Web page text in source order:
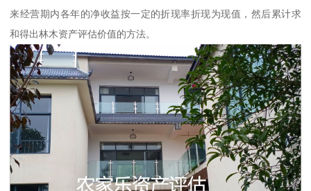
来经营期内各年的净收益按一定的折现率折现为现值，然后累计求
和得出林木资产评估价值的方法。